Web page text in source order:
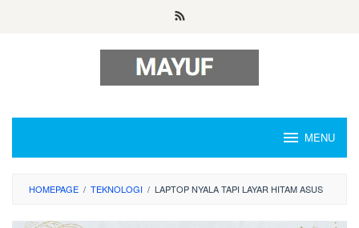
MENU
HOMEPAGE / TEKNOLOGI / LAPTOP NYALA TAPI LAYAR HITAM ASUS